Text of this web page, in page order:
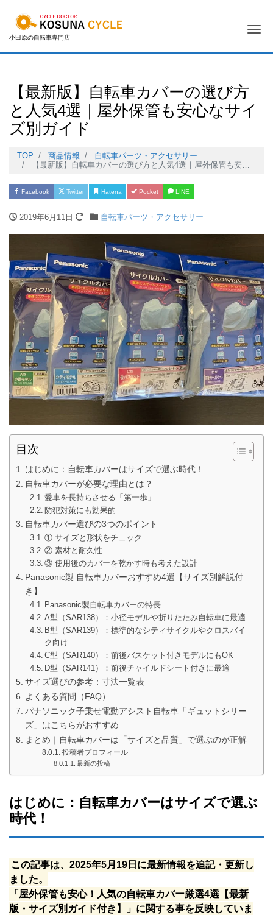
小田原の自転車専門店
【最新版】自転車カバーの選び方
と人気4選｜屋外保管も安心なサイ
ズ別ガイド
TOP 商品情報
自転車パーツ・アクセサリー
【最新版】自転車カバーの選び方と人気4選｜屋外保管も安心なサイズ別ガイド
Facebook Twitter Hatena Pocket LINE
2019年6月11日 自転車パーツ・アクセサリー
目次
はじめに：自転車カバーはサイズで選ぶ時代！
自転車カバーが必要な理由とは？
愛車を長持ちさせる「第一歩」
防犯対策にも効果的
自転車カバー選びの3つのポイント
① サイズと形状をチェック
② 素材と耐久性
③ 使用後のカバーを乾かす時も考えた設計
Panasonic製 自転車カバーおすすめ4選【サイズ別解説付
き】
Panasonic製自転車カバーの特長
A型（SAR138）：小径モデルや折りたたみ自転車に最適
B型（SAR139）：標準的なシティサイクルやクロスバイ
ク向け
C型（SAR140）：前後バスケット付きモデルにもOK
D型（SAR141）：前後チャイルドシート付きに最適
サイズ選びの参考：寸法一覧表
よくある質問（FAQ）
パナソニック子乗せ電動アシスト自転車「ギュットシリー
ズ」はこちらがおすすめ
まとめ｜自転車カバーは「サイズと品質」で選ぶのが正解
投稿者プロフィール
最新の投稿
はじめに：自転車カバーはサイズで選ぶ
時代！
この記事は、2025年5月19日に最新情報を追記・更新し
ました。
「屋外保管も安心！人気の自転車カバー厳選4選【最新
版・サイズ別ガイド付き】」に関する事を反映していま